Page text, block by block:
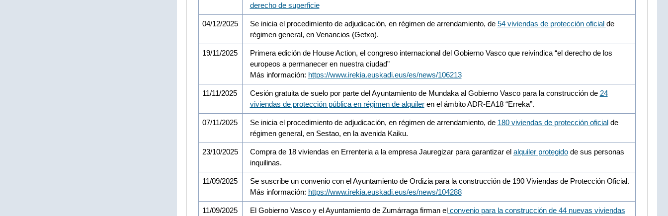
derecho de superficie
04/12/2025 Se inicia el procedimiento de adjudicación, en régimen de arrendamiento, de 54 viviendas de protección oficial de
régimen general, en Venancios (Getxo).
19/11/2025
Primera edición de House Action, el congreso internacional del Gobierno Vasco que reivindica “el derecho de los
europeos a permanecer en nuestra ciudad”
Más información: https://www.irekia.euskadi.eus/es/news/106213
11/11/2025 Cesión gratuita de suelo por parte del Ayuntamiento de Mundaka al Gobierno Vasco para la construcción de 24
viviendas de protección pública en régimen de alquileren el ámbito ADR-EA18 “Erreka”.
07/11/2025 Se inicia el procedimiento de adjudicación, en régimen de arrendamiento, de 180 viviendas de protección oficialde
régimen general, en Sestao, en la avenida Kaiku.
23/10/2025 Compra de 18 viviendas en Errenteria a la empresa Jauregizar para garantizar el alquiler protegidode sus personas
inquilinas.
11/09/2025
Se suscribe un convenio con el Ayuntamiento de Ordizia para la construcción de 190 Viviendas de Protección Oficial.
Más información: https://www.irekia.euskadi.eus/es/news/104288
11/09/2025 El Gobierno Vasco y el Ayuntamiento de Zumárraga firman elconvenio para la construcción de 44 nuevas viviendas